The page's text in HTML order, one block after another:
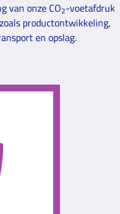
van onze CO2-voetafdruk
productontwikkeling,
en opslag.